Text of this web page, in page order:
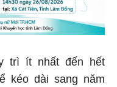
trì ít nhất đến hết
kéo dài sang năm